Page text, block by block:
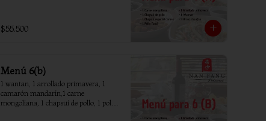
$55.500
Menú 6(b)
1 wantan, 1 arrollado primavera, 1
camarón mandarín,1 carne
mongoliana, 1 chapsui de pollo, 1 pollo